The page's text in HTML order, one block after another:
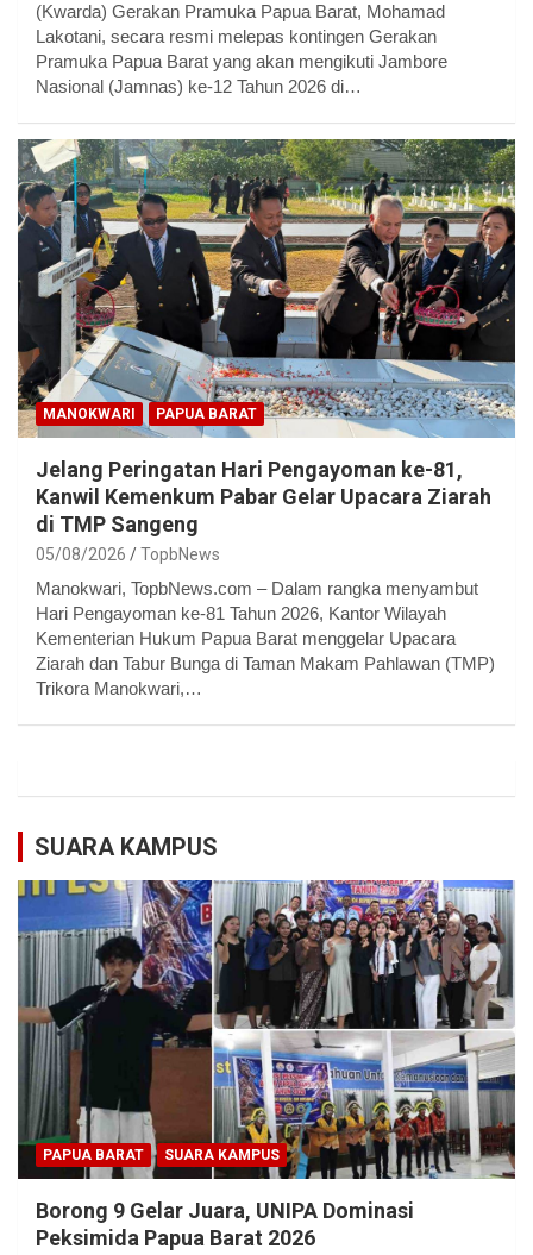
(Kwarda) Gerakan Pramuka Papua Barat, Mohamad
Lakotani, secara resmi melepas kontingen Gerakan
Pramuka Papua Barat yang akan mengikuti Jambore
Nasional (Jamnas) ke-12 Tahun 2026 di…
MANOKWARI PAPUA BARAT
Jelang Peringatan Hari Pengayoman ke-81,
Kanwil Kemenkum Pabar Gelar Upacara Ziarah
di TMP Sangeng
05/08/2026 TopbNews
Manokwari, TopbNews.com – Dalam rangka menyambut
Hari Pengayoman ke-81 Tahun 2026, Kantor Wilayah
Kementerian Hukum Papua Barat menggelar Upacara
Ziarah dan Tabur Bunga di Taman Makam Pahlawan (TMP)
Trikora Manokwari,…
SUARA KAMPUS
PAPUA BARAT SUARA KAMPUS
Borong 9 Gelar Juara, UNIPA Dominasi
Peksimida Papua Barat 2026